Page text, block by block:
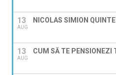
13
AUG
NICOLAS SIMION
13
AUG
CUM SĂ TE PENSIONEZI